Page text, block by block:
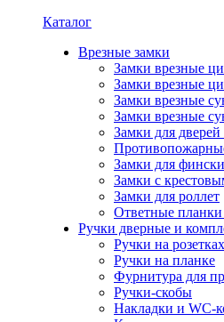
Каталог
Врезные замки
Замки врезные
Замки врезные
Замки врезные
Замки врезные
Замки для
Замки для
Замки с
Замки для роллет
Ответные планки
Ручки дверные и
Ручки на розетках
Ручки на планке
Фурнитура для
Ручки-скобы
Накладки и WC-